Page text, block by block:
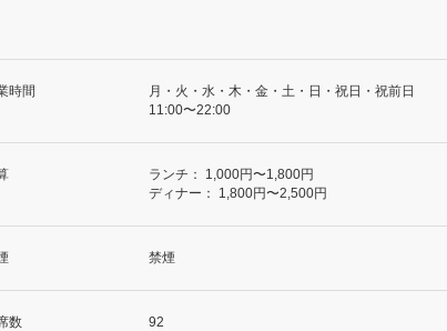
時間
月・火・水・木・金・土・日・祝日・祝前日
11:00〜22:00
ランチ：
1,000円〜1,800円
ディナー：
1,800円〜2,500円
禁煙
数 92